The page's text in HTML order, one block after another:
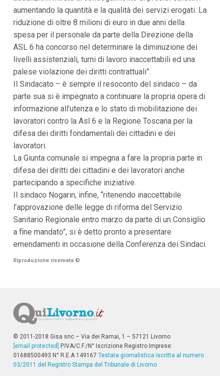
aumentando la quantità e la qualità dei servizi erogati. La
riduzione di oltre 8 milioni di euro in due anni della
spesa per il personale da parte della Direzione della
ASL 6 ha concorso nel determinare la diminuzione dei
livelli assistenziali, turni di lavoro inaccettabili ed una
palese violazione dei diritti contrattuali”.
Il Sindacato – è sempre il resoconto del sindaco – da
parte sua si è impegnato a continuare la propria opera di
informazione all’utenza e lo stato di mobilitazione dei
lavoratori contro la Asl 6 e la Regione Toscana per la
difesa dei diritti fondamentali dei cittadini e dei
lavoratori.
La Giunta comunale si impegna a fare la propria parte in
difesa dei diritti dei cittadini e dei lavoratori anche
partecipando a specifiche iniziative.
Il sindaco Nogarin, infine, “ritenendo inaccettabile
l’approvazione delle legge di riforma del Servizio
Sanitario Regionale entro marzo da parte di un Consiglio
a fine mandato”, si è detto pronto a presentare
emendamenti in occasione della Conferenza dei Sindaci.
Riproduzione riservata ©
© 2011-2018 Gisa snc – Via dei Ramai, 1 – 57121 Livorno
[email protected]
P.IVA/C.F./N° Iscrizione Registro Imprese:
01688500493 N° R.E.A 149167 Testata giornalistica iscritta al numero
03/2011 del Registro Stampa del Tribunale di Livorno